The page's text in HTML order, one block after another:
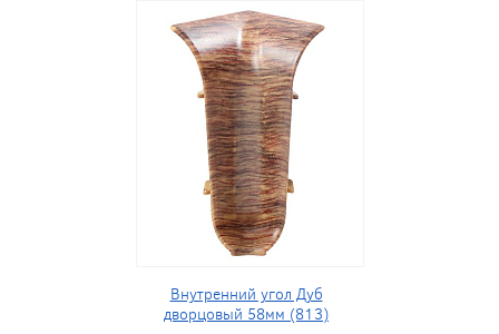
Внутренний угол Дуб
дворцовый 58мм (813)